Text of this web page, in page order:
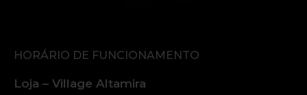
HORÁRIO DE FUNCIONAMENTO
Loja – Village Altamira